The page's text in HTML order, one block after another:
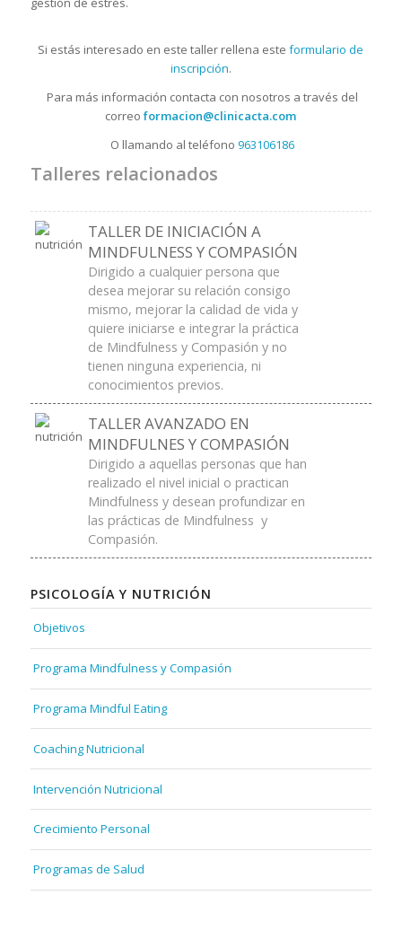
Si estás interesado en este taller rellena esteformulario de
inscripción.
Para más información contacta con nosotros a través del
correoformacion@clinicacta.com
O llamando al teléfono 963106186
Talleres relacionados
TALLER DE INICIACIÓN A
MINDFULNESS Y COMPASIÓN
Dirigido a cualquier persona que
desea mejorar su relación consigo
mismo, mejorar la calidad de vida y
quiere iniciarse e integrar la práctica
de Mindfulness y Compasión y no
tienen ninguna experiencia, ni
conocimientos previos.
TALLER AVANZADO EN
MINDFULNES Y COMPASIÓN
Dirigido a aquellas personas que han
realizado el nivel inicial o practican
Mindfulness y desean profundizar en
las prácticas de Mindfulness y
Compasión.
PSICOLOGÍA Y NUTRICIÓN
Objetivos
Programa Mindfulness y Compasión
Programa Mindful Eating
Coaching Nutricional
Intervención Nutricional
Crecimiento Personal
Programas de Salud